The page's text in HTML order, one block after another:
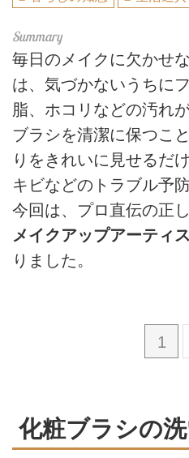
毎日のメイクに欠かせ
は、気づかないうちに
脂、ホコリなどの汚れ
ブラシを清潔に保つこ
りをきれいに見せるだ
キビなどのトラブル予
今回は、プロ直伝の正
メイクアップアーティ
りました。
1
化粧ブラシの